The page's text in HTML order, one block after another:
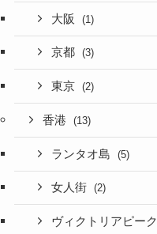
大阪 (1)
京都 (3)
東京 (2)
香港 (13)
ランタオ島 (5)
女人街 (2)
ヴィクトリアピーク